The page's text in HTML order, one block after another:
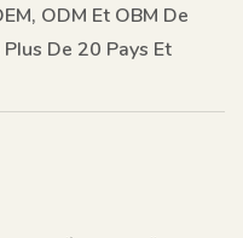
ODM Et OBM De
De 20 Pays Et